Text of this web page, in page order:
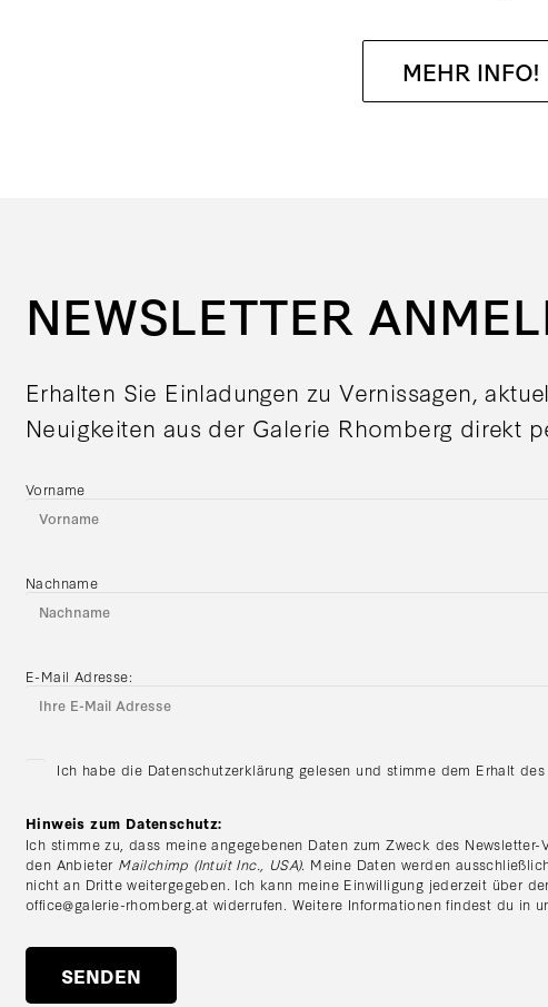
MEHR INFO!
NEWSLETTER
Erhalten Sie Einladungen zu Vernissagen,
Neuigkeiten aus der Galerie Rhomberg direkt
Vorname
Nachname
E-Mail Adresse:
Ich habe die Datenschutzerklärung gelesen und stimme dem Erhalt des
Hinweis zum Datenschutz:
Ich stimme zu, dass meine angegebenen Daten zum Zweck des
den Anbieter Mailchimp (Intuit Inc., USA). Meine Daten werden
nicht an Dritte weitergegeben. Ich kann meine Einwilligung jederzeit über
office@galerie-rhomberg.at widerrufen. Weitere Informationen findest du in